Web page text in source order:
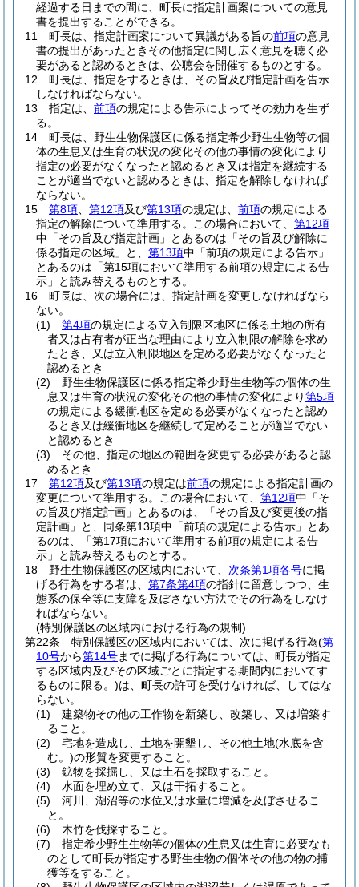
経過する日までの間に、町長に指定計画案についての意見
書を提出することができる。
11
町長は、指定計画案について異議がある旨の前項の意見
書の提出があったときその他指定に関し広く意見を聴く必
要があると認めるときは、公聴会を開催するものとする。
12
町長は、指定をするときは、その旨及び指定計画を告示
しなければならない。
13
指定は、 前項の規定による告示によってその効力を生ず
る。
14
町長は、野生生物保護区に係る指定希少野生生物等の個
体の生息又は生育の状況の変化その他の事情の変化により
指定の必要がなくなったと認めるとき又は指定を継続する
ことが適当でないと認めるときは、指定を解除しなければ
ならない。
15
第8項 第12項及び第13項の規定は、 前項の規定による
指定の解除について準用する。
この場合において、 第12項
中「その旨及び指定計画」とあるのは「その旨及び解除に
係る指定の区域」と、 第13項中「前項の規定による告示」
とあるのは「第15項において準用する前項の規定による告
示」と読み替えるものとする。
16
町長は、次の場合には、指定計画を変更しなければなら
ない。
(1)
第4項の規定による立入制限区地区に係る土地の所有
者又は占有者が正当な理由により立入制限の解除を求め
たとき、又は立入制限地区を定める必要がなくなったと
認めるとき
(2)
野生生物保護区に係る指定希少野生生物等の個体の生
息又は生育の状況の変化その他の事情の変化により第5項
の規定による緩衝地区を定める必要がなくなったと認め
るとき又は緩衝地区を継続して定めることが適当でない
と認めるとき
(3)
その他、指定の地区の範囲を変更する必要があると認
めるとき
17
第12項及び第13項の規定は前項の規定による指定計画の
変更について準用する。
この場合において、 第12項中「そ
の旨及び指定計画」とあるのは、「その旨及び変更後の指
定計画」と、同条第13項中「前項の規定による告示」とあ
るのは、「第17項において準用する前項の規定による告
示」と読み替えるものとする。
18
野生生物保護区の区域内において、 次条第1項各号に掲
げる行為をする者は、 第7条第4項の指針に留意しつつ、生
態系の保全等に支障を及ぼさない方法でその行為をしなけ
ればならない。
(特別保護区の区域内における行為の規制)
第22条
特別保護区の区域内においては、次に掲げる行為(第
10号から第14号までに掲げる行為については、町長が指定
する区域内及びその区域ごとに指定する期間内においてす
るものに限る。)は、町長の許可を受けなければ、してはな
らない。
(1)
建築物その他の工作物を新築し、改築し、又は増築す
ること。
(2)
宅地を造成し、土地を開墾し、その他土地(水底を含
む。)の形質を変更すること。
(3)
鉱物を採掘し、又は土石を採取すること。
(4)
水面を埋め立て、又は干拓すること。
(5)
河川、湖沼等の水位又は水量に増減を及ぼさせるこ
と。
(6)
木竹を伐採すること。
(7)
指定希少野生生物等の個体の生息又は生育に必要なも
のとして町長が指定する野生生物の個体その他の物の捕
獲等をすること。